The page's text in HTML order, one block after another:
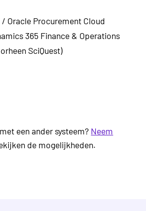
/ Oracle Procurement Cloud
365 Finance & Operations
SciQuest)
een ander systeem? Neem
de mogelijkheden.